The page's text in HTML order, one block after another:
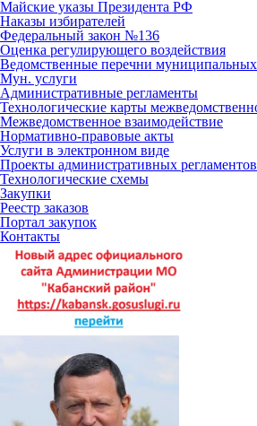
Майские указы Президента РФ
Наказы избирателей
Федеральный закон №136
Оценка регулирующего воздействия
Ведомственные перечни муниципальных
Мун. услуги
Административные регламенты
Технологические карты
Межведомственное взаимодействие
Нормативно-правовые акты
Услуги в электронном виде
Проекты административных регламентов
Технологические схемы
Закупки
Реестр заказов
Портал закупок
Контакты